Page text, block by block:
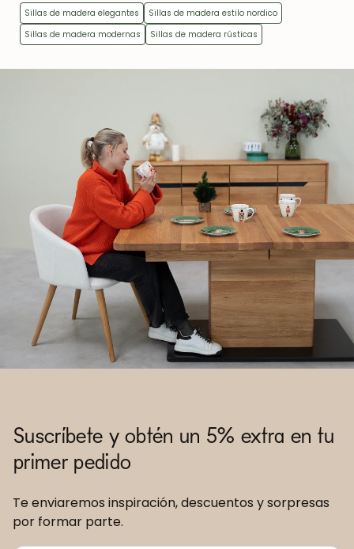
Sillas de madera elegantes
Sillas de madera estilo nordico
Sillas de madera modernas
Sillas de madera rústicas
Suscríbete y obtén un 5% extra en tu
primer pedido
Te enviaremos inspiración, descuentos y sorpresas
por formar parte.